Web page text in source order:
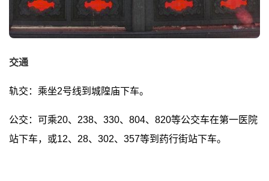
交通
轨交：乘坐2号线到城隍庙下车。
公交：可乘20、238、330、804、820等公交车在第一医院
站下车，或12、28、302、357等到药行街站下车。